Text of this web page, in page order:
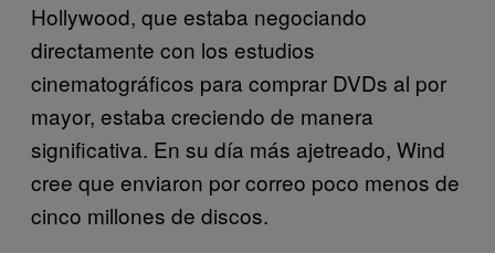
Hollywood, que estaba negociando
directamente con los estudios
cinematográficos para comprar DVDs al por
mayor, estaba creciendo de manera
significativa. En su día más ajetreado, Wind
cree que enviaron por correo poco menos de
cinco millones de discos.